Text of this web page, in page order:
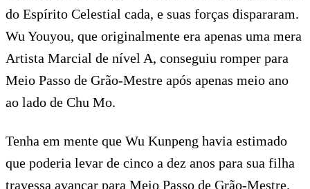
do Espírito Celestial cada, e suas forças dispararam.
Wu Youyou, que originalmente era apenas uma mera
Artista Marcial de nível A, conseguiu romper para
Meio Passo de Grão-Mestre após apenas meio ano
ao lado de Chu Mo.
Tenha em mente que Wu Kunpeng havia estimado
que poderia levar de cinco a dez anos para sua filha
travessa avançar para Meio Passo de Grão-Mestre.